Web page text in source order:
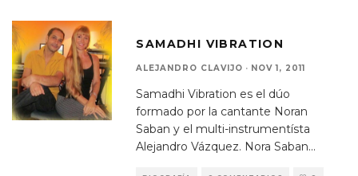
SAMADHI VIBRATION
ALEJANDRO CLAVIJO · NOV 1, 2011
Samadhi Vibration es el dúo
formado por la cantante Noran
Saban y el multi-instrumentísta
Alejandro Vázquez. Nora Saban...